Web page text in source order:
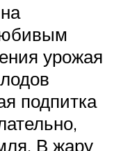
урожая
подпитка
В жару